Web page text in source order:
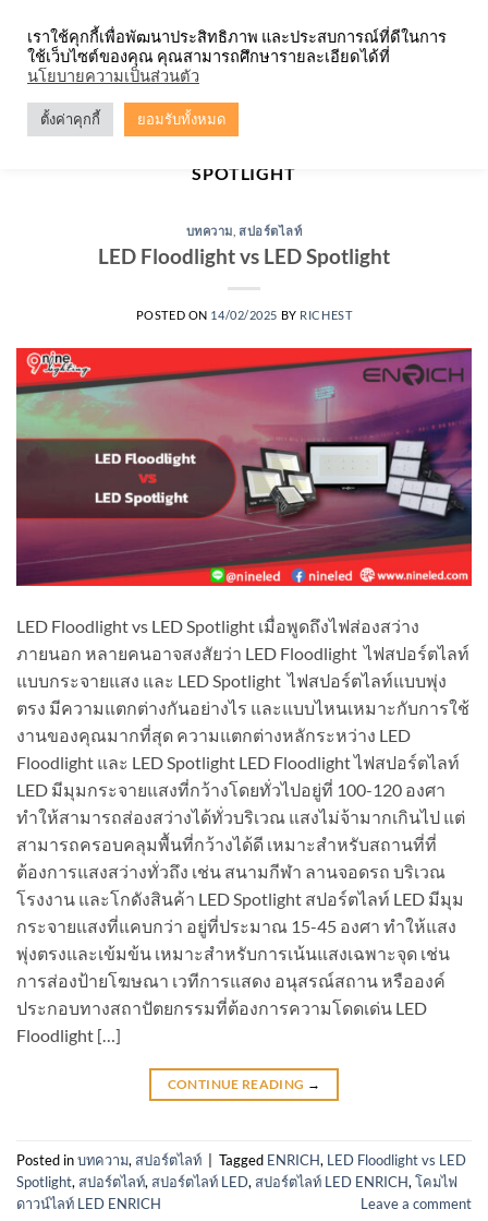
content
SPOTLIGHT
บทความ สปอร์ตไลท์
LED Floodlight vs LED Spotlight
POSTED ON 14/02/2025 BY RICHEST
LED Floodlight vs LED Spotlight เมื่อพูดถึงไฟส่องสว่าง
ภายนอก หลายคนอาจสงสัยว่า LED Floodlight ไฟสปอร์ตไลท์
แบบกระจายแสง และ LED Spotlight ไฟสปอร์ตไลท์แบบพุ่ง
ตรง มีความแตกต่างกันอย่างไร และแบบไหนเหมาะกับการใช้
งานของคุณมากที่สุด ความแตกต่างหลักระหว่าง LED
Floodlight และ LED Spotlight LED Floodlight ไฟสปอร์ตไลท์
LED มีมุมกระจายแสงที่กว้างโดยทั่วไปอยู่ที่ 100-120 องศา
ทำให้สามารถส่องสว่างได้ทั่วบริเวณ แสงไม่จ้ามากเกินไป แต่
สามารถครอบคลุมพื้นที่กว้างได้ดี เหมาะสำหรับสถานที่ที่
ต้องการแสงสว่างทั่วถึง เช่น สนามกีฬา ลานจอดรถ บริเวณ
โรงงาน และโกดังสินค้า LED Spotlight สปอร์ตไลท์ LED มีมุม
กระจายแสงที่แคบกว่า อยู่ที่ประมาณ 15-45 องศา ทำให้แสง
พุ่งตรงและเข้มข้น เหมาะสำหรับการเน้นแสงเฉพาะจุด เช่น
การส่องป้ายโฆษณา เวทีการแสดง อนุสรณ์สถาน หรือองค์
ประกอบทางสถาปัตยกรรมที่ต้องการความโดดเด่น LED
Floodlight […]
CONTINUE READING →
Posted inบทความ, สปอร์ตไลท์ Tagged ENRICH, LED Floodlight vs LED
Spotlight, สปอร์ตไลท์, สปอร์ตไลท์ LED, สปอร์ตไลท์ LED ENRICH, โคมไฟ
ดาวน์ไลท์ LED ENRICH
Leave a comment
เราใช้คุกกี้เพื่อพัฒนาประสิทธิภาพ และประสบการณ์ที่ดีในการ
ใช้เว็บไซต์ของคุณ คุณสามารถศึกษารายละเอียดได้ที่
นโยบายความเป็นส่วนตัว
ตั้งค่าคุกกี้ ยอมรับทั้งหมด